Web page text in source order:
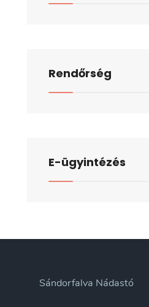
Rendőrség
E-ügyintézés
Sándorfalva Nádastó